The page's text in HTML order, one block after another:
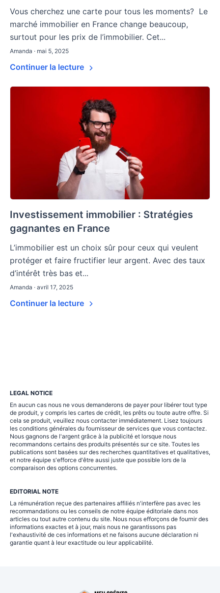
Vous cherchez une carte pour tous les moments? Le
marché immobilier en France change beaucoup,
surtout pour les prix de l’immobilier. Cet...
Amanda · mai 5, 2025
Continuer la lecture
Investissement immobilier : Stratégies
gagnantes en France
L’immobilier est un choix sûr pour ceux qui veulent
protéger et faire fructifier leur argent. Avec des taux
d’intérêt très bas et...
Amanda · avril 17, 2025
Continuer la lecture
LEGAL NOTICE
En aucun cas nous ne vous demanderons de payer pour libérer tout type
de produit, y compris les cartes de crédit, les prêts ou toute autre offre. Si
cela se produit, veuillez nous contacter immédiatement. Lisez toujours
les conditions générales du fournisseur de services que vous contactez.
Nous gagnons de l'argent grâce à la publicité et lorsque nous
recommandons certains des produits présentés sur ce site. Toutes les
publications sont basées sur des recherches quantitatives et qualitatives,
et notre équipe s'efforce d'être aussi juste que possible lors de la
comparaison des options concurrentes.
EDITORIAL NOTE
La rémunération reçue des partenaires affiliés n'interfère pas avec les
recommandations ou les conseils de notre équipe éditoriale dans nos
articles ou tout autre contenu du site. Nous nous efforçons de fournir des
informations exactes et à jour, mais nous ne garantissons pas
l'exhaustivité de ces informations et ne faisons aucune déclaration ni
garantie quant à leur exactitude ou leur applicabilité.